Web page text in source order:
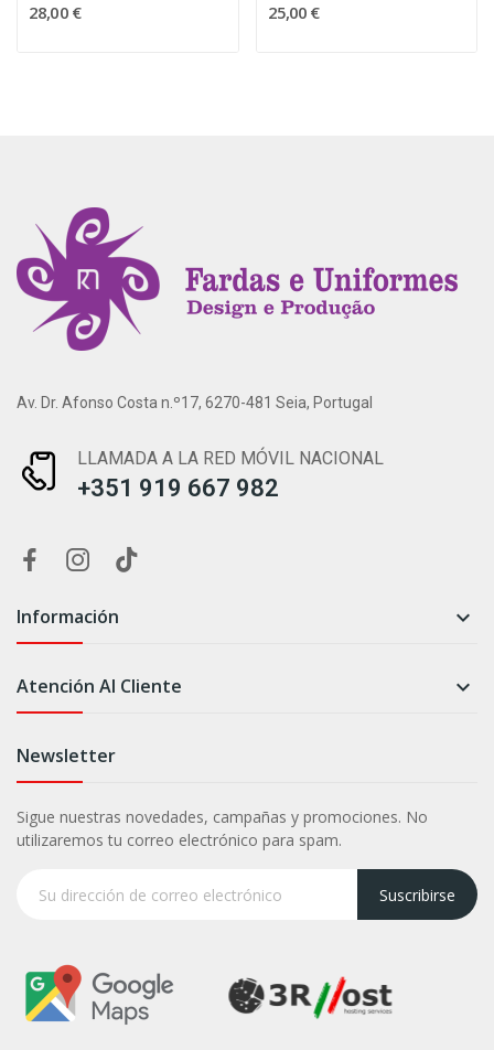
28,00 € 25,00 €
Av. Dr. Afonso Costa n.º17, 6270-481 Seia, Portugal
LLAMADA A LA RED MÓVIL NACIONAL
+351 919 667 982
Información 
Atención Al Cliente 
Newsletter
Sigue nuestras novedades, campañas y promociones. No
utilizaremos tu correo electrónico para spam.
Suscribirse